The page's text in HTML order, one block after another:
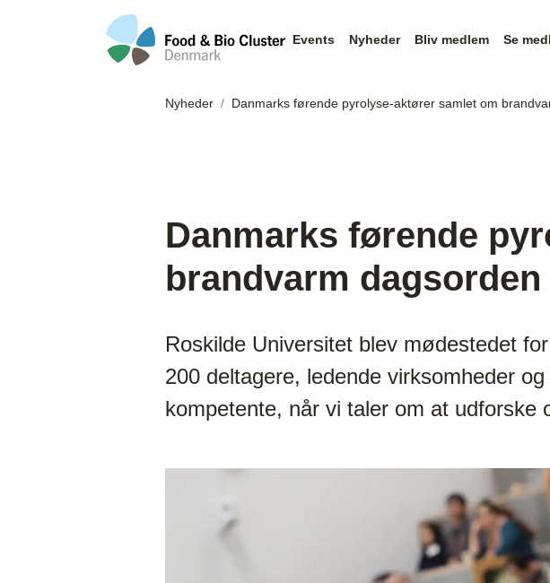
Events Nyheder Bliv medlem Se
Nyheder Danmarks førende pyrolyse-aktører samlet om
Danmarks førende
brandvarm dagsorden
Roskilde Universitet blev mødestedet
200 deltagere, ledende virksomheder
kompetente, når vi taler om at udforske